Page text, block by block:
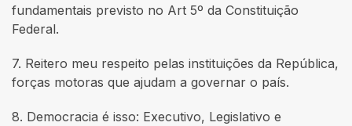
fundamentais previsto no Art 5º da Constituição
Federal.
7. Reitero meu respeito pelas instituições da República,
forças motoras que ajudam a governar o país.
8. Democracia é isso: Executivo, Legislativo e